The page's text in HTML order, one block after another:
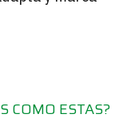
COMO ESTAS?